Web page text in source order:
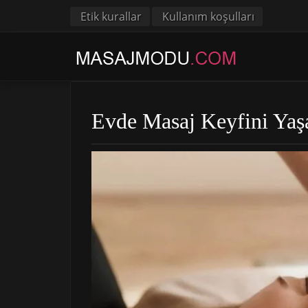
Etik kurallar Kullanım koşulları
Evde Masaj Keyfini